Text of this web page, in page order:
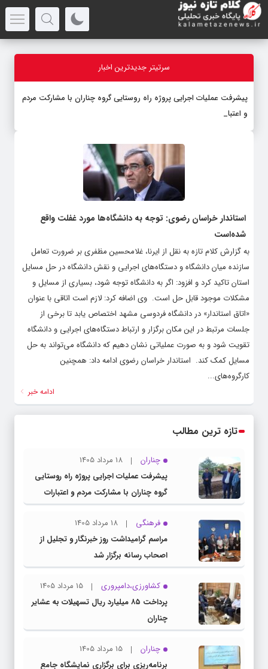
سرتیتر جدیدترین اخبار
پیشرفت عملیات اجرایی پروژه راه روستایی گروه چناران با مشارکت مردم
و اعتبارات دو
استاندار خراسان رضوی: توجه به دانشگاه‌ها مورد غفلت واقع
شده‌است
به گزارش کلام تازه به نقل از ایرنا، غلامحسین مظفری بر ضرورت تعامل
سازنده میان دانشگاه و دستگاه‌های اجرایی و نقش دانشگاه در حل مسایل
استان تاکید کرد و افزود: اگر به دانشگاه توجه شود، بسیاری از مسایل و
مشکلات موجود قابل حل است. ‌ وی اضافه کرد: لازم است اتاقی با عنوان
«اتاق استاندار» در دانشگاه فردوسی مشهد اختصاص یابد تا برخی از
جلسات مرتبط در این مکان برگزار و ارتباط دستگاه‌های اجرایی و دانشگاه
تقویت شود و به صورت عملیاتی نشان دهیم که دانشگاه می‌تواند به حل
مسایل کمک کند. ‌ استاندار خراسان رضوی ادامه داد: همچنین
کارگروه‌های...
ادامه خبر
تازه ترین مطالب
چناران
18 مرداد 1405
پیشرفت عملیات اجرایی پروژه راه روستایی
گروه چناران با مشارکت مردم و اعتبارات
دولتی
فرهنگی
18 مرداد 1405
مراسم گرامیداشت روز خبرنگار و تجلیل از
اصحاب رسانه برگزار شد
کشاورزی،دامپروری
15 مرداد 1405
پرداخت ۸۵ میلیارد ریال تسهیلات به عشایر
چناران
چناران
15 مرداد 1405
برنامه‌ریزی برای برگزاری نمایشگاه جامع